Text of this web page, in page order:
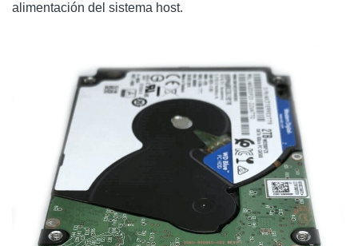
alimentación del sistema host.